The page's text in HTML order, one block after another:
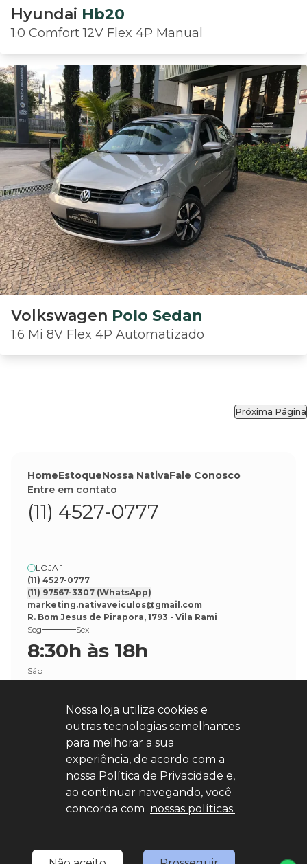
Hyundai Hb20
1.0 Comfort 12V Flex 4P Manual
Volkswagen Polo Sedan
1.6 Mi 8V Flex 4P Automatizado
Próxima Página
HomeEstoqueNossa NativaFale Conosco
Entre em contato
(11) 4527-0777
LOJA 1
(11) 4527-0777
(11) 97567-3307 (WhatsApp)
marketing.nativaveiculos@gmail.com
R. Bom Jesus de Pirapora, 1793 - Vila Rami
Seg
Sex
8:30h às 18h
Sáb
Explore nosso sucesso
Desenvolvido porsync
Nossa loja utiliza cookies e
outras tecnologias semelhantes
para melhorar a sua
experiência, de acordo com a
nossa Política de Privacidade e,
ao continuar navegando, você
concorda com nossas políticas.